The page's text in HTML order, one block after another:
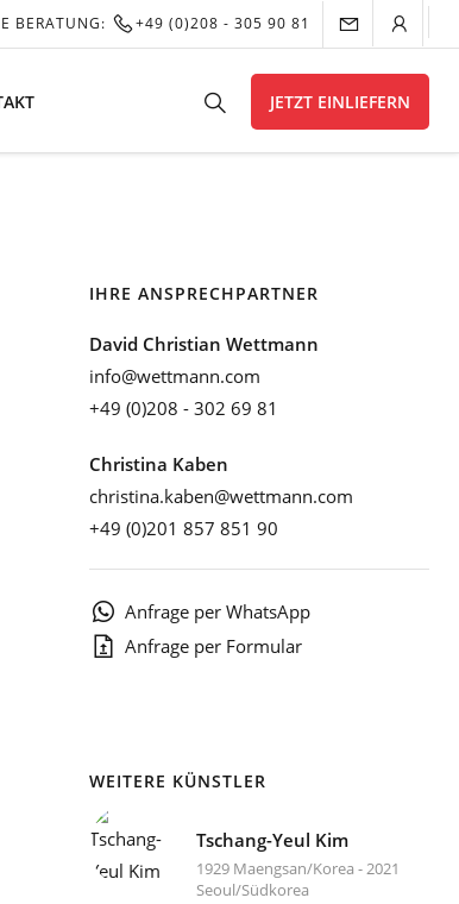
BERATUNG: +49 (0)208 - 305 90 81
JETZT EINLIEFERN
IHRE ANSPRECHPARTNER
David Christian Wettmann
info@wettmann.com
+49 (0)208 - 302 69 81
Christina Kaben
christina.kaben@wettmann.com
+49 (0)201 857 851 90
Anfrage per WhatsApp
Anfrage per Formular
WEITERE KÜNSTLER
Tschang-Yeul Kim
1929 Maengsan/Korea - 2021
Seoul/Südkorea